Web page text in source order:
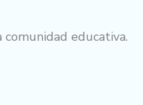
educativa.